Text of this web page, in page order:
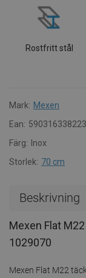
Rostfritt stål
Mark: Mexen
Ean:
Färg:
Inox
Storlek: 70 cm
Beskrivning
Mexen Flat
1029070
Mexen Flat M22